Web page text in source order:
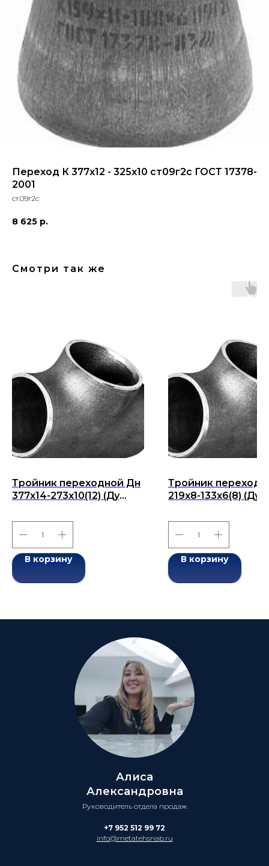
Переход К 377х12 - 325х10 ст09г2с ГОСТ 17378-
2001
ст.09г2с
8 625 р.
Смотри так же
Тройник переходной Дн
377х14-273х10(12) (Ду
ГОСТ 17376-2001
В корзину
Тройник
219x8-133x6(8) (Ду
ГОСТ 17376-2001
В корзину
Алиса
Александровна
Руководитель отдела продаж
+7 952 512 99 72
info@metatehsnab.ru